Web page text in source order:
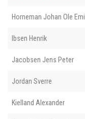
Horneman Johan Ole Emil
Ibsen Henrik
Jacobsen Jens Peter
Jordan Sverre
Kielland Alexander